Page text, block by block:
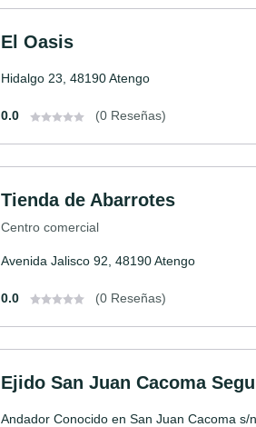
El Oasis
Hidalgo 23, 48190 Atengo
0.0 (0 Reseñas)
Tienda de Abarrotes
Centro comercial
Avenida Jalisco 92, 48190 Atengo
0.0 (0 Reseñas)
Ejido San Juan Cacoma
Andador Conocido en San Juan Cacoma s/